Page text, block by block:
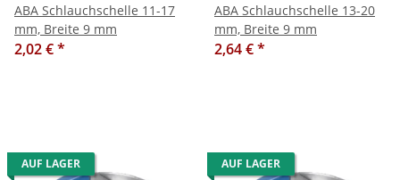
ABA Schlauchschelle 11-17
mm, Breite 9 mm
2,02 €*
ABA Schlauchschelle 13-20
mm, Breite 9 mm
2,64 €*
AUF LAGER AUF LAGER